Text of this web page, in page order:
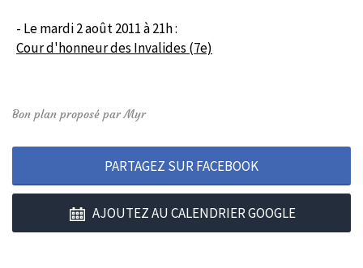
- Le mardi 2 août 2011 à 21h :
Cour d'honneur des Invalides (7e)
Bon plan proposé par Myr
PARTAGEZ SUR FACEBOOK
AJOUTEZ AU CALENDRIER GOOGLE